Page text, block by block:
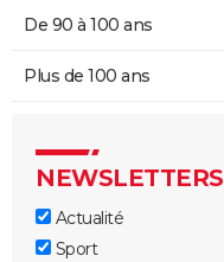
De 90 à 100 ans
Plus de 100 ans
NEWSLETTERS
Actualité
Sport